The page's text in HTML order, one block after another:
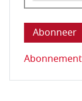
Deze